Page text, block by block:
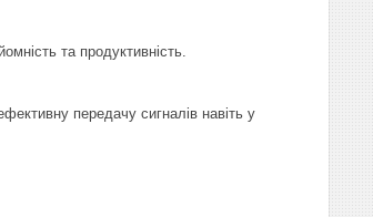
та продуктивність.
передачу сигналів навіть у